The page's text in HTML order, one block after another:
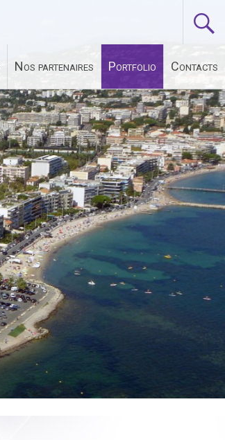
Nos partenaires Portfolio Contacts